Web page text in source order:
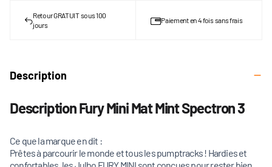
Retour GRATUIT sous 100
jours
Paiement en 4 fois sans frais
Description
Description Fury Mini Mat Mint Spectron 3
Ce que la marque en dit :
Prêtes à parcourir le monde et tous les pumptracks ! Hardies et